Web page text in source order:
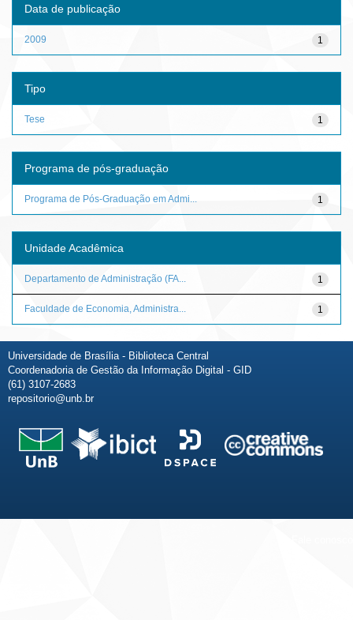
Data de publicação
1
2009
Tipo
1
Tese
Programa de pós-graduação
1
Programa de Pós-Graduação em Admi...
Unidade Acadêmica
1
Departamento de Administração (FA...
1
Faculdade de Economia, Administra...
Universidade de Brasília - Biblioteca Central
Coordenadoria de Gestão da Informação Digital - GID
(61) 3107-2683
repositorio@unb.br